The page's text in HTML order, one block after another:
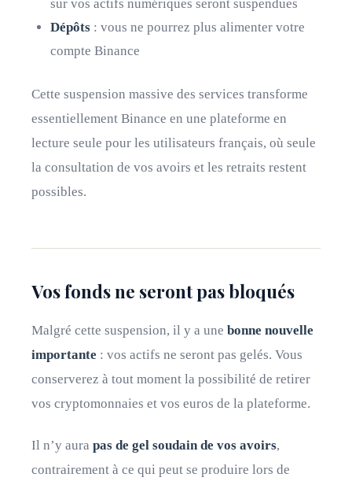
sur vos actifs numériques seront suspendues
Dépôts : vous ne pourrez plus alimenter votre
compte Binance
Cette suspension massive des services transforme
essentiellement Binance en une plateforme en
lecture seule pour les utilisateurs français, où seule
la consultation de vos avoirs et les retraits restent
possibles.
Vos fonds ne seront pas bloqués
Malgré cette suspension, il y a une bonne nouvelle
importante : vos actifs ne seront pas gelés. Vous
conserverez à tout moment la possibilité de retirer
vos cryptomonnaies et vos euros de la plateforme.
Il n’y aura pas de gel soudain de vos avoirs,
contrairement à ce qui peut se produire lors de